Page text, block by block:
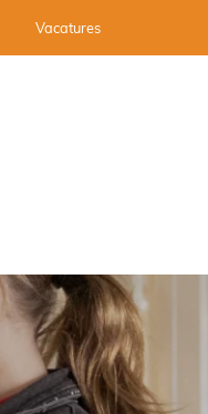
Vacatures